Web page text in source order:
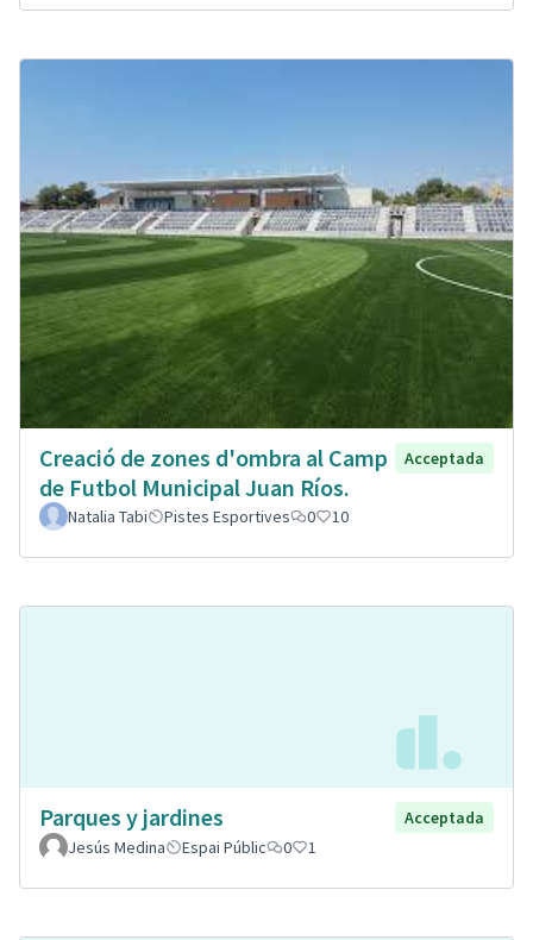
Creació de zones d'ombra al Camp
de Futbol Municipal Juan Ríos.
Acceptada
Natalia Tabi Pistes Esportives 0 10
Parques y jardines
Acceptada
Jesús Medina
Espai Públic 0 1